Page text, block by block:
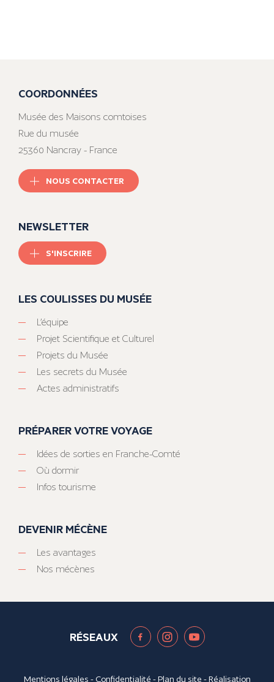
COORDONNÉES
Musée des Maisons comtoises
Rue du musée
25360 Nancray - France
NOUS CONTACTER
NEWSLETTER
S'INSCRIRE
LES COULISSES DU MUSÉE
L’équipe
Projet Scientifique et Culturel
Projets du Musée
Les secrets du Musée
Actes administratifs
PRÉPARER VOTRE VOYAGE
Idées de sorties en Franche-Comté
Où dormir
Infos tourisme
DEVENIR MÉCÈNE
Les avantages
Nos mécènes
RÉSEAUX
Mentions légales - Confidentialité -Plan du site - Réalisation